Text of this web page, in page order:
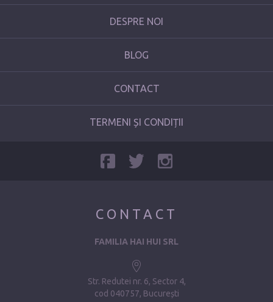
DESPRE NOI
BLOG
CONTACT
TERMENI ȘI CONDIȚII
CONTACT
FAMILIA HAI HUI SRL
Str. Redutei nr. 6, Sector 4
cod 040757, București